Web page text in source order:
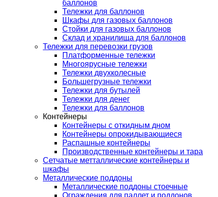
баллонов
Тележки для баллонов
Шкафы для газовых баллонов
Стойки для газовых баллонов
Склад и хранилища для баллонов
Тележки для перевозки грузов
Платформенные тележки
Многоярусные тележки
Тележки двухколесные
Большегрузные тележки
Тележки для бутылей
Тележки для денег
Тележки для баллонов
Контейнеры
Контейнеры с откидным дном
Контейнеры опрокидывающиеся
Распашные контейнеры
Производственные контейнеры и тара
Сетчатые метталлические контейнеры и
шкафы
Металлические поддоны
Металлические поддоны стоечные